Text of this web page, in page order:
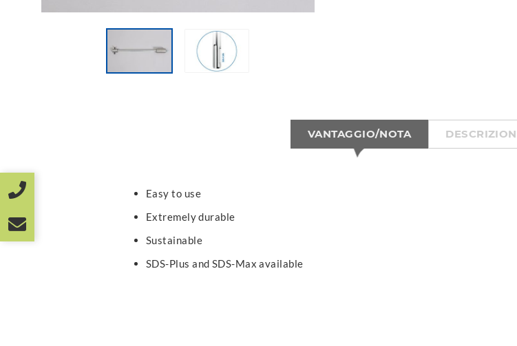
VANTAGGIO/NOTA
Easy to use
Extremely durable
Sustainable
SDS-Plus and SDS-Max available